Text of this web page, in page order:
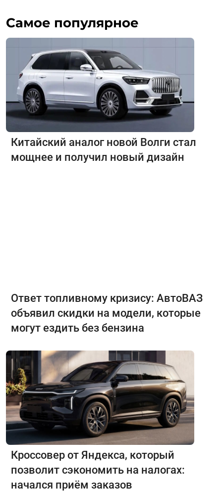
Самое популярное
Китайский аналог новой Волги стал
мощнее и получил новый дизайн
Ответ топливному кризису: АвтоВАЗ
объявил скидки на модели, которые
могут ездить без бензина
Кроссовер от Яндекса, который
позволит сэкономить на налогах:
начался приём заказов